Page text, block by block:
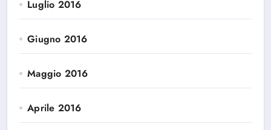
Luglio 2016
Giugno 2016
Maggio 2016
Aprile 2016